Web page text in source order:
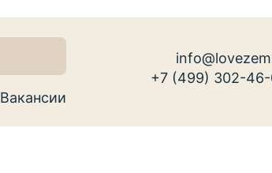
Вакансии
+7 (499) 302-